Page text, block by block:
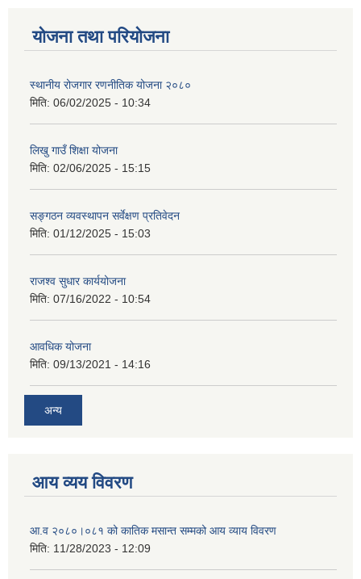
योजना तथा परियोजना
स्थानीय रोजगार रणनीतिक योजना २०८०
मिति: 06/02/2025 - 10:34
लिखु गाउँ शिक्षा योजना
मिति: 02/06/2025 - 15:15
सङ्गठन व्यवस्थापन सर्वेक्षण प्रतिवेदन
मिति: 01/12/2025 - 15:03
राजश्व सुधार कार्ययोजना
मिति: 07/16/2022 - 10:54
आवधिक योजना
मिति: 09/13/2021 - 14:16
अन्य
आय व्यय विवरण
आ.व २०८०।०८१ को कातिक मसान्त सम्मको आय व्याय विवरण
मिति: 11/28/2023 - 12:09